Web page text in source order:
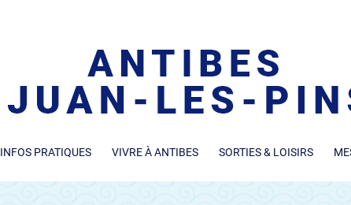
INFOS PRATIQUES VIVRE À ANTIBES SORTIES & LOISIRS